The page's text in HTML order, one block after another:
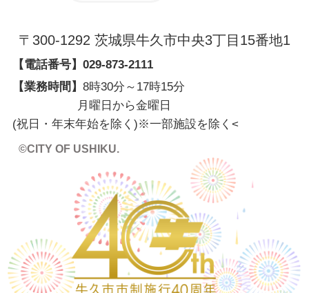
〒300-1292 茨城県牛久市中央3丁目15番地1
【電話番号】 029-873-2111
【業務時間】 8時30分～17時15分
月曜日から金曜日
(祝日・年末年始を除く)※一部施設を除く <
©CITY OF USHIKU.